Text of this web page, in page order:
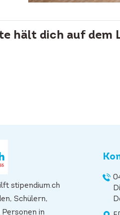
hält dich auf dem
stipendium.ch
Schülern,
in